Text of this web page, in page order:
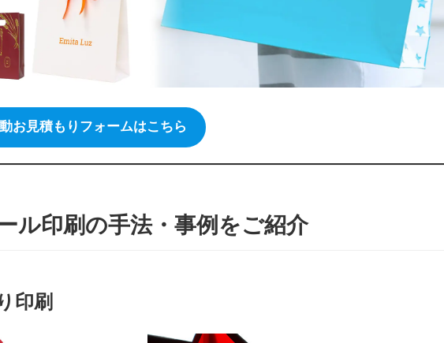
お見積もりフォームはこちら
ル印刷の手法・事例をご紹介
印刷